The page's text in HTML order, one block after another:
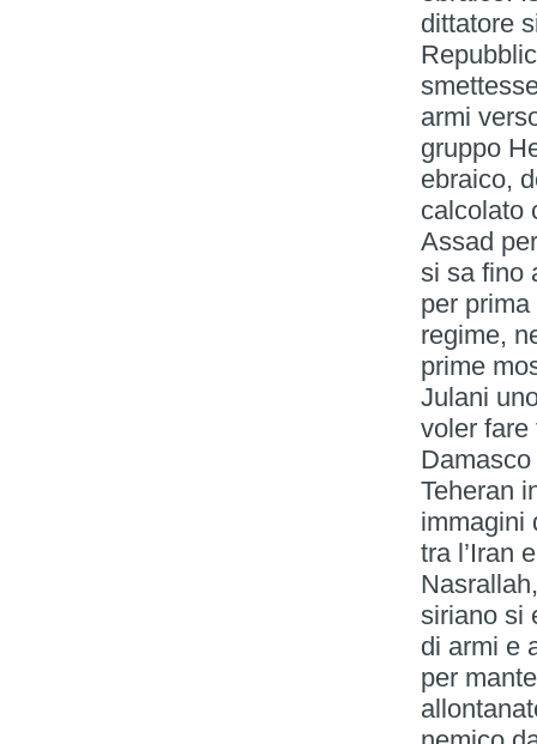
dittatore
armi
gruppo
ebraico,
calcolato
Assad
si sa fino
per
regime,
prime
Julani
voler fare
Teheran
immagini
tra l’Iran
siriano si
di armi e
per